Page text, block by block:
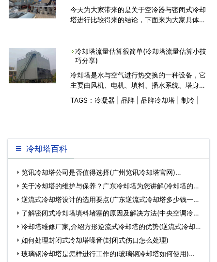
今天为大家带来的是关于空冷器与密闭式冷却
塔进行比较得来的结论，下面来为大家具体介
热形式主要是以喷淋水的蒸发散热为主，一般
在出水温度高于
冷却塔流量估算很简单(冷却塔流量估算小技
巧分享)
冷却塔是水与空气进行热交换的一种设备，它
主要由风机、电机、填料、播水系统、塔身、
水盘等组成，而进行热交换主要由在风机作用
下比较低温空气与填料中的水进行热交换而降
TAGS： 冷凝器 品牌| 品牌冷却塔| 制冷|
冷却塔百科
览讯冷却塔公司是否值得选择(广州览讯冷却塔官网)…
关于冷却塔的维护与保养？广东冷却塔为您讲解(冷却塔的维
护保养)…
逆流式冷却塔设计的选用要点(广东逆流式冷却塔多少钱一台)
… 了解密闭式冷却塔填料堵塞的原因及解决方法(中央空调冷却
塔填料堵塞维…
冷却塔维修厂家,介绍方形逆流式冷却塔的优势(逆流式冷却塔
维修厂家报…
如何处理封闭式冷却塔噪音(封闭式伤口怎么处理)
玻璃钢冷却塔是怎样进行工作的(玻璃钢冷却塔如何使用)…